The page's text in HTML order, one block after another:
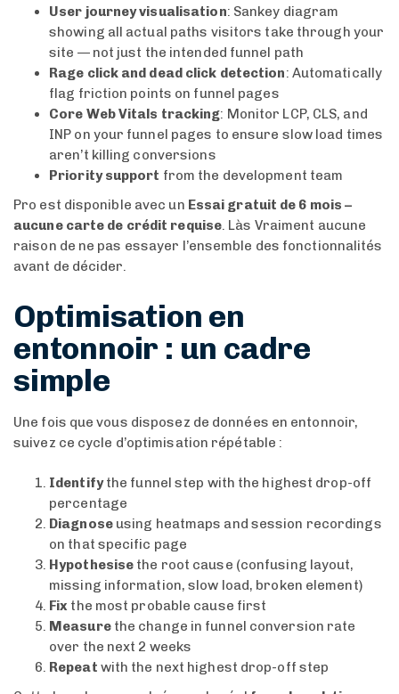
User journey visualisation: Sankey diagram
showing all actual paths visitors take through your
site — not just the intended funnel path
Rage click and dead click detection: Automatically
flag friction points on funnel pages
Core Web Vitals tracking: Monitor LCP, CLS, and
INP on your funnel pages to ensure slow load times
aren’t killing conversions
Priority support from the development team
Pro est disponible avec un Essai gratuit de 6 mois –
aucune carte de crédit requise. Làs Vraiment aucune
raison de ne pas essayer l’ensemble des fonctionnalités
avant de décider.
Optimisation en
entonnoir : un cadre
simple
Une fois que vous disposez de données en entonnoir,
suivez ce cycle d’optimisation répétable :
Identifythe funnel step with the highest drop-off
percentage
Diagnoseusing heatmaps and session recordings
on that specific page
Hypothesise the root cause (confusing layout,
missing information, slow load, broken element)
Fix the most probable cause first
Measurethe change in funnel conversion rate
over the next 2 weeks
Repeat with the next highest drop-off step